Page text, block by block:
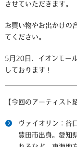
させていただきます。
お買い物やお出かけの
てください。
5月20日、イオンモー
しております！
【今回のアーティスト
ヴァイオリン：谷
豊田市出身。愛知